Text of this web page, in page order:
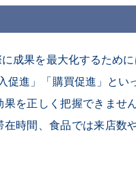
成果を最大化するため
促進」「購買促進」とい
を正しく把握できませ
時間、食品では来店数